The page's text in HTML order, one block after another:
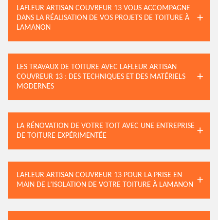
LAFLEUR ARTISAN COUVREUR 13 VOUS ACCOMPAGNE
DANS LA RÉALISATION DE VOS PROJETS DE TOITURE À
LAMANON
LES TRAVAUX DE TOITURE AVEC LAFLEUR ARTISAN
COUVREUR 13 : DES TECHNIQUES ET DES MATÉRIELS
MODERNES
LA RÉNOVATION DE VOTRE TOIT AVEC UNE ENTREPRISE
DE TOITURE EXPÉRIMENTÉE
LAFLEUR ARTISAN COUVREUR 13 POUR LA PRISE EN
MAIN DE L’ISOLATION DE VOTRE TOITURE À LAMANON